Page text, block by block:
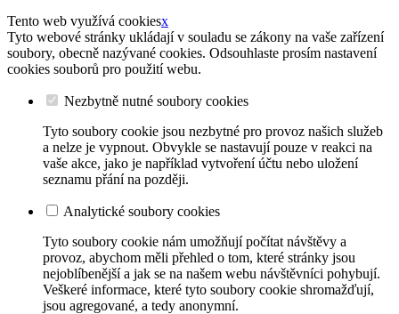
Tento web využívá cookiesx
Tyto webové stránky ukládají v souladu se zákony na vaše zařízení
soubory, obecně nazývané cookies. Odsouhlaste prosím nastavení
cookies souborů pro použití webu.
Nezbytně nutné soubory cookies
Tyto soubory cookie jsou nezbytné pro provoz našich služeb
a nelze je vypnout. Obvykle se nastavují pouze v reakci na
vaše akce, jako je například vytvoření účtu nebo uložení
seznamu přání na později.
Analytické soubory cookies
Tyto soubory cookie nám umožňují počítat návštěvy a
provoz, abychom měli přehled o tom, které stránky jsou
nejoblíbenější a jak se na našem webu návštěvníci pohybují.
Veškeré informace, které tyto soubory cookie shromažďují,
jsou agregované, a tedy anonymní.